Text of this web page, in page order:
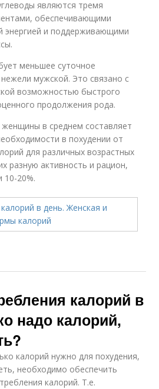
являются тремя
обеспечивающими
энергией и поддерживающими
меньшее суточное
мужской. Это связано с
возможностью быстрого
продолжения рода.
в среднем составляет
в похудении от
для различных возрастных
разную активность и рацион,
10-20%.
калорий в
надо калорий,
калорий нужно для похудения,
необходимо обеспечить
калорий. Т.е.